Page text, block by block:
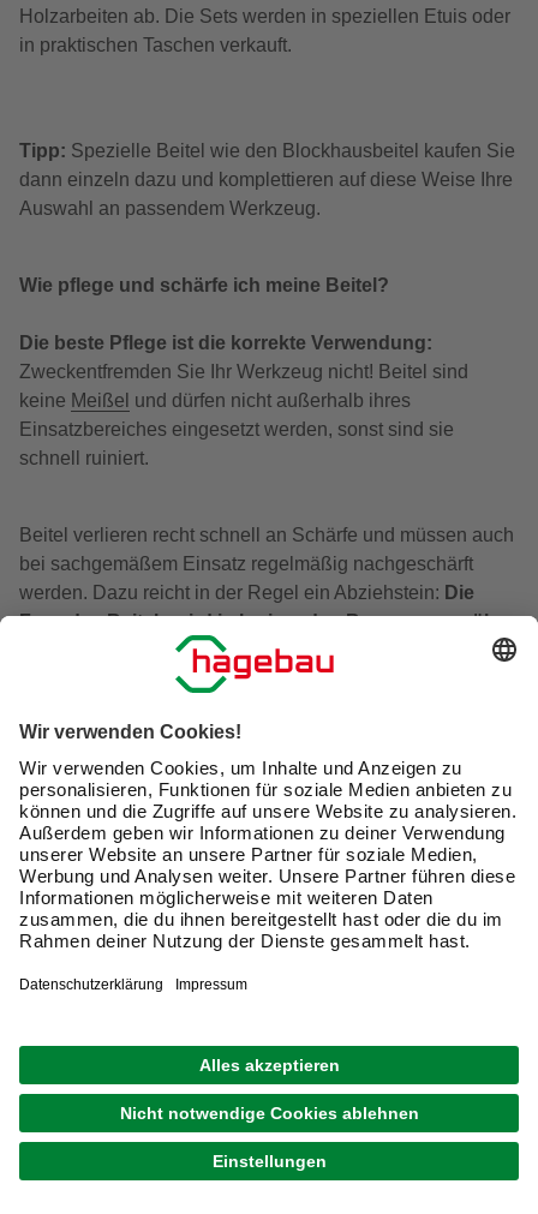
Holzarbeiten ab. Die Sets werden in speziellen Etuis oder
in praktischen Taschen verkauft.
Tipp: Spezielle Beitel wie den Blockhausbeitel kaufen Sie
dann einzeln dazu und komplettieren auf diese Weise Ihre
Auswahl an passendem Werkzeug.
Wie pflege und schärfe ich meine Beitel?
Die beste Pflege ist die korrekte Verwendung:
Zweckentfremden Sie Ihr Werkzeug nicht! Beitel sind
keine Meißel und dürfen nicht außerhalb ihres
Einsatzbereiches eingesetzt werden, sonst sind sie
schnell ruiniert.
Beitel verlieren recht schnell an Schärfe und müssen auch
bei sachgemäßem Einsatz regelmäßig nachgeschärft
werden. Dazu reicht in der Regel ein Abziehstein: Die
Fase des Beitels wird in kreisenden Bewegungen über
den befeuchteten Stein geführt, erst mit der
angeschärften, dann zum Entgraten mit der flachen
von Laien ausgeführt werden.
Nur wenig schwieriger ist das Schärfen von
Hohlbeiteln.Dies geschieht in der Regel mit Polierpaste
unter Zuhilfenahme eines Holzblocks. In den Holzblock
spanen Sie eine Kehle mit genau dem Hohlbeitel, den Sie
schärfen wollen. Die Kehle wird mit Polierpaste
eingestrichen, der Beitel so lange schnell nach vorne und
zurück gezogen, bis die Fase glänzt.
Tipp:Beitel sollten niemals anSchleifmaschinen
nachgeschliffen werden. Durch die entstehende Hitze
verliert die Schneide ihre Festigkeit und stumpft umso
schneller ab.